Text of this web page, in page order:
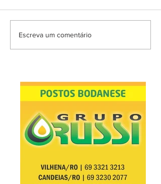
Escreva um comentário